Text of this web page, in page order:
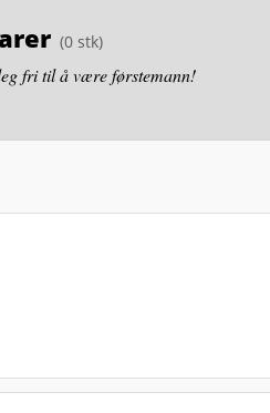
fri til å være førstemann!